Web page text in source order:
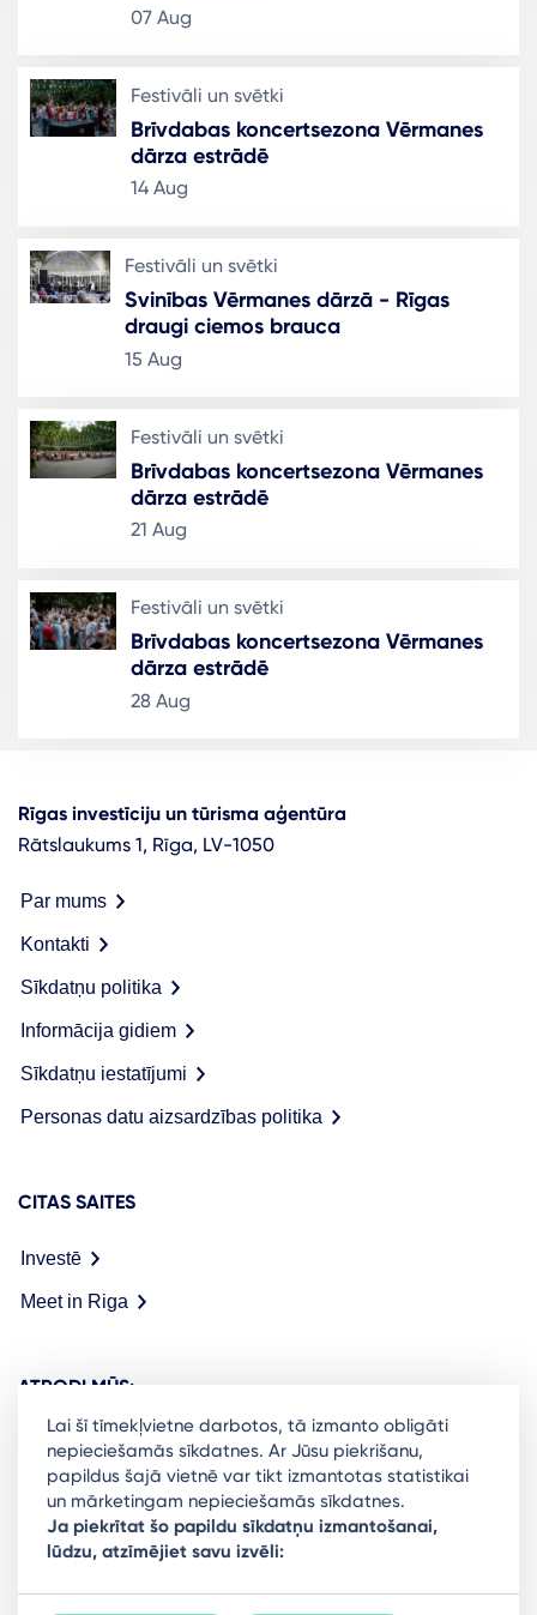
07 Aug
Festivāli un svētki
Brīvdabas koncertsezona Vērmanes
dārza estrādē
14 Aug
Festivāli un svētki
Svinības Vērmanes dārzā - Rīgas
draugi ciemos brauca
15 Aug
Festivāli un svētki
Brīvdabas koncertsezona Vērmanes
dārza estrādē
21 Aug
Festivāli un svētki
Brīvdabas koncertsezona Vērmanes
dārza estrādē
28 Aug
Rīgas investīciju un tūrisma aģentūra
Rātslaukums 1, Rīga, LV-1050
Par mums
Kontakti
Sīkdatņu politika
Informācija gidiem
Sīkdatņu iestatījumi
Personas datu aizsardzības politika
CITAS SAITES
Investē
Meet in Riga
ATRODI MŪS:
Ready to stay in the loop on Rigas business
community? Subscribe to our newsletter.
Lai šī tīmekļvietne darbotos, tā izmanto obligāti
nepieciešamās sīkdatnes. Ar Jūsu piekrišanu,
papildus šajā vietnē var tikt izmantotas statistikai
un mārketingam nepieciešamās sīkdatnes.
Ja piekrītat šo papildu sīkdatņu izmantošanai,
lūdzu, atzīmējiet savu izvēli: